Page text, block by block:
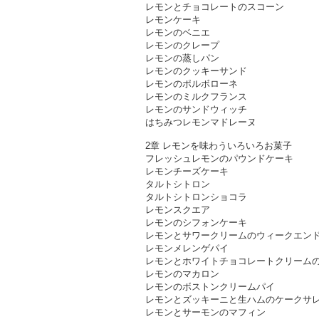
レモンとチョコレートのスコーン
レモンケーキ
レモンのベニエ
レモンのクレープ
レモンの蒸しパン
レモンのクッキーサンド
レモンのポルボローネ
レモンのミルクフランス
レモンのサンドウィッチ
はちみつレモンマドレーヌ
2章 レモンを味わういろいろお菓子
フレッシュレモンのパウンドケーキ
レモンチーズケーキ
タルトシトロン
タルトシトロンショコラ
レモンスクエア
レモンのシフォンケーキ
レモンとサワークリームのウィークエン
レモンメレンゲパイ
レモンとホワイトチョコレートクリーム
レモンのマカロン
レモンのボストンクリームパイ
レモンとズッキーニと生ハムのケークサ
レモンとサーモンのマフィン